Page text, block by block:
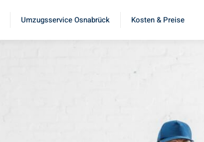
Umzugsservice Osnabrück Kosten & Preise